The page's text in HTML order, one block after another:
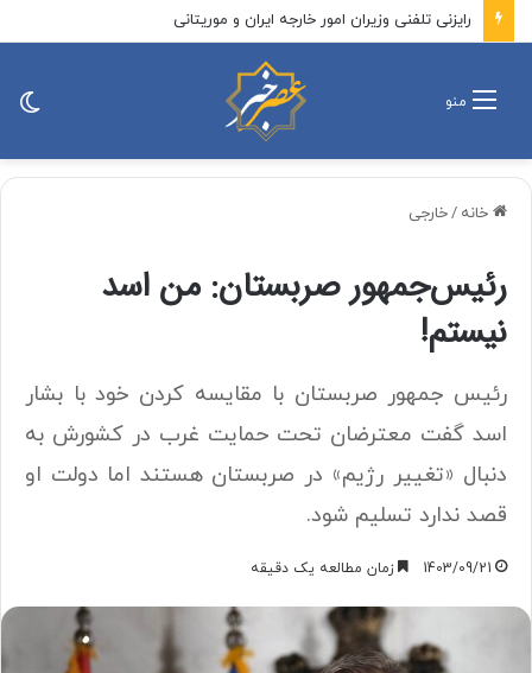
منو
خانه /خارجی
رئیس‌جمهور صربستان: من اسد
نیستم!
رئیس جمهور صربستان با مقایسه کردن خود با بشار
اسد گفت معترضان تحت حمایت غرب در کشورش به
دنبال «تغییر رژیم» در صربستان هستند اما دولت او
قصد ندارد تسلیم شود.
1403/09/21 زمان مطالعه یک دقیقه